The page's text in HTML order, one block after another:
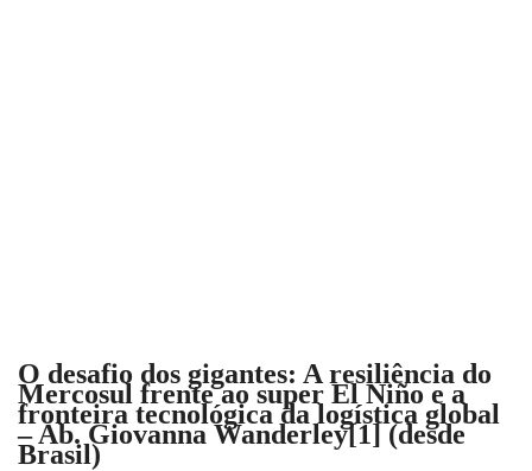
O desafio dos gigantes: A resiliência do
Mercosul frente ao super El Niño e a
fronteira tecnológica da logística global
– Ab. Giovanna Wanderley[1] (desde
Brasil)